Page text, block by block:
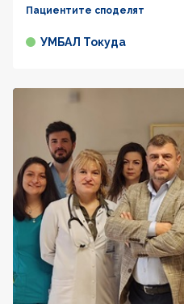
Пациентите споделят
УМБАЛ Токуда